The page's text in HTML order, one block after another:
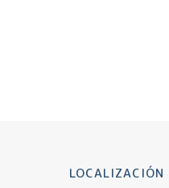
LOCALIZACIÓN